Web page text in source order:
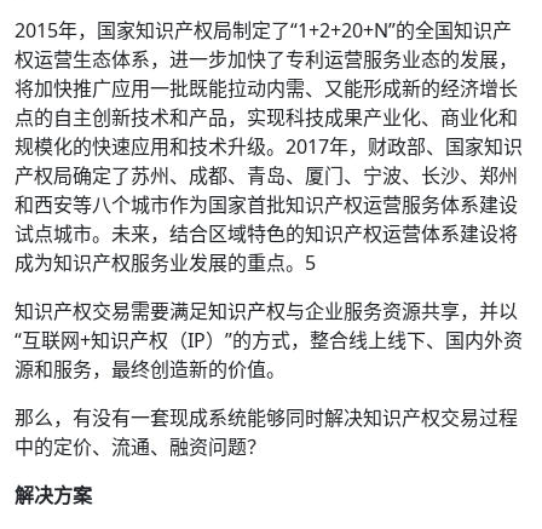
2015年，国家知识产权局制定了“1+2+20+N”的全国知识产
权运营生态体系，进一步加快了专利运营服务业态的发展，
将加快推广应用一批既能拉动内需、又能形成新的经济增长
点的自主创新技术和产品，实现科技成果产业化、商业化和
规模化的快速应用和技术升级。2017年，财政部、国家知识
产权局确定了苏州、成都、青岛、厦门、宁波、长沙、郑州
和西安等八个城市作为国家首批知识产权运营服务体系建设
试点城市。未来，结合区域特色的知识产权运营体系建设将
成为知识产权服务业发展的重点。5
知识产权交易需要满足知识产权与企业服务资源共享，并以
“互联网+知识产权（IP）”的方式，整合线上线下、国内外资
源和服务，最终创造新的价值。
那么，有没有一套现成系统能够同时解决知识产权交易过程
中的定价、流通、融资问题？
解决方案